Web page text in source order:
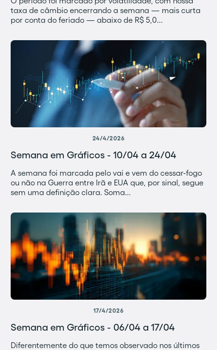
taxa de câmbio encerrando a semana — mais curta
por conta do feriado — abaixo de R$ 5,0...
24/4/2026
Semana em Gráficos - 10/04 a 24/04
A semana foi marcada pelo vai e vem do cessar-fogo
ou não na Guerra entre Irã e EUA que, por sinal, segue
sem uma definição clara. Soma...
17/4/2026
Semana em Gráficos - 06/04 a 17/04
Diferentemente do que temos observado nos últimos